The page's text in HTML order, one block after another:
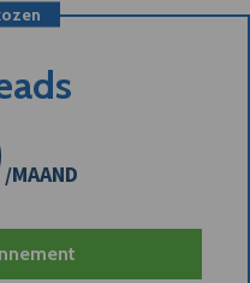
/MAAND